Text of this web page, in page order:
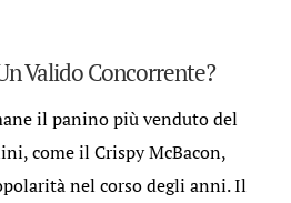
Valido Concorrente?
il panino più venduto del
come il Crispy McBacon,
nel corso degli anni. Il